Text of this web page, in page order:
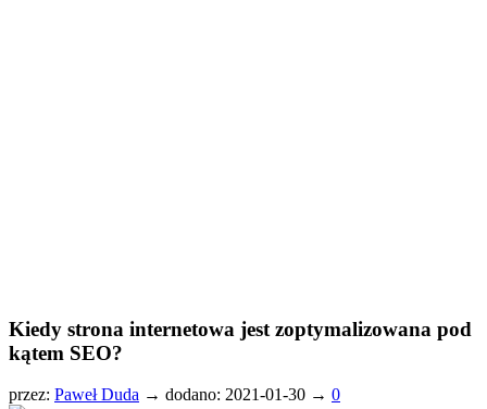
Kiedy strona internetowa jest zoptymalizowana pod
kątem SEO?
przez: Paweł Duda → dodano: 2021-01-30 → 0